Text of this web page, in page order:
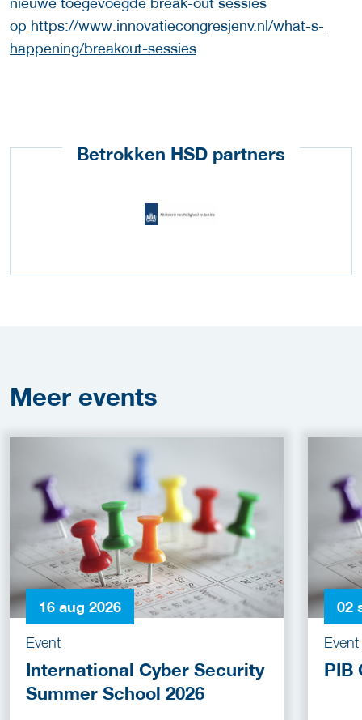
op https://www.innovatiecongresjenv.nl/what-s-
happening/breakout-sessies
Betrokken HSD partners
Meer events
16 aug 2026
Event
International Cyber Security
Summer School 2026
02
Event
PIB